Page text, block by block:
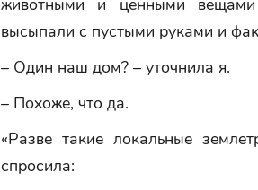
животными и ценными
высыпали с пустыми руками и
– Один наш дом? – уточнила я.
– Похоже, что да.
«Разве такие локальные
спросила: